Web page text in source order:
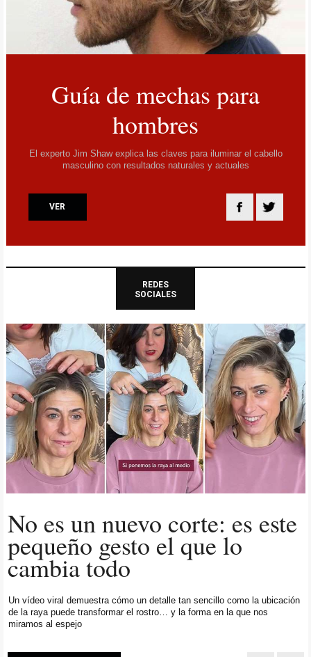
Guía de mechas para
hombres
El experto Jim Shaw explica las claves para iluminar el cabello
masculino con resultados naturales y actuales
VER
REDES
SOCIALES
No es un nuevo corte: es este
pequeño gesto el que lo
cambia todo
Un vídeo viral demuestra cómo un detalle tan sencillo como la ubicación
de la raya puede transformar el rostro… y la forma en la que nos
miramos al espejo